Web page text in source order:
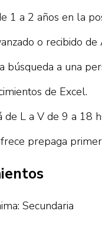
1 a 2 años en la
o recibido
búsqueda a una
de Excel.
de L a V de 9 a 18
prepaga
Secundaria